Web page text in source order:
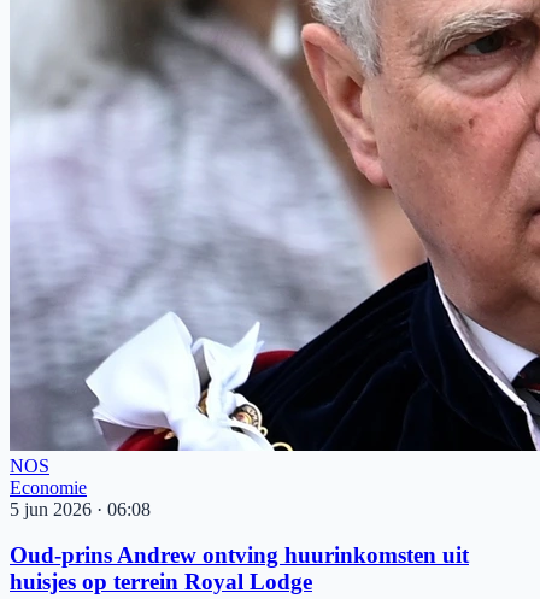
NOS
Economie
5 jun 2026 · 06:08
Oud-prins Andrew ontving huurinkomsten uit
huisjes op terrein Royal Lodge